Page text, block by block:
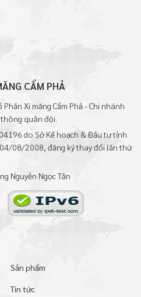
CẨM PHẢ
Phần Xi măng Cẩm Phả - Chi nhánh
quân đội.
do Sở Kế hoạch & Đầu tư tỉnh
08/2008, đăng ký thay đổi lần thứ
Nguyễn Ngọc Tân
Sản phẩm
Tin tức